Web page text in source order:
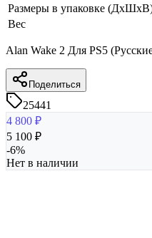
Размеры в упаковке
Вес
Alan Wake 2 Для PS5
Поделиться
25441
4 800 ₽
5 100 ₽
-6%
Нет в наличии